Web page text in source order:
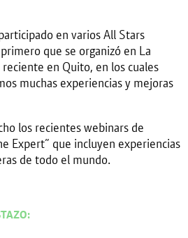
en varios All Stars
que se organizó en La
en Quito, en los cuales
muchas experiencias y mejoras
los recientes webinars de
Expert” que incluyen experiencias
de todo el mundo.